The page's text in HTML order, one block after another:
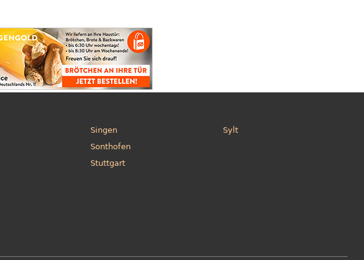
Singen
Sonthofen
Stuttgart
Sylt